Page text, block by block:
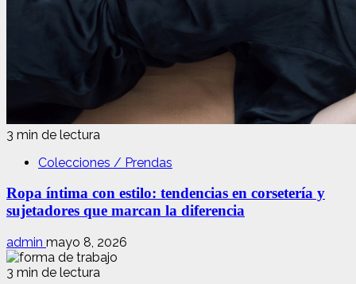
3 min de lectura
Colecciones / Prendas
Ropa íntima con estilo: tendencias en corsetería y
sujetadores que marcan la diferencia
admin mayo 8, 2026
3 min de lectura